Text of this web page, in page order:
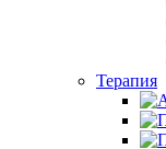
Терапия